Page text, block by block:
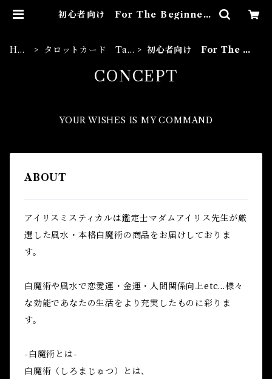
初心者向け For The Beginners
本格白魔術
HO
タロットカード Tar
初心者向け For The Be
CONCEPT
YOUR WISHES IS MY COMMAND
ABOUT
アイリスミスティカルは鑑定士マダムアイリス先生が厳
選した風水・本格白魔術の商品をお届けしておりま
す。
白魔術や風水で恋愛運・金運・人間関係向上etc...様々
な効能であなたの生活をより充実したものに彩りま
す。
-白魔術とは-
白魔術（しろまじゅつ）とは、